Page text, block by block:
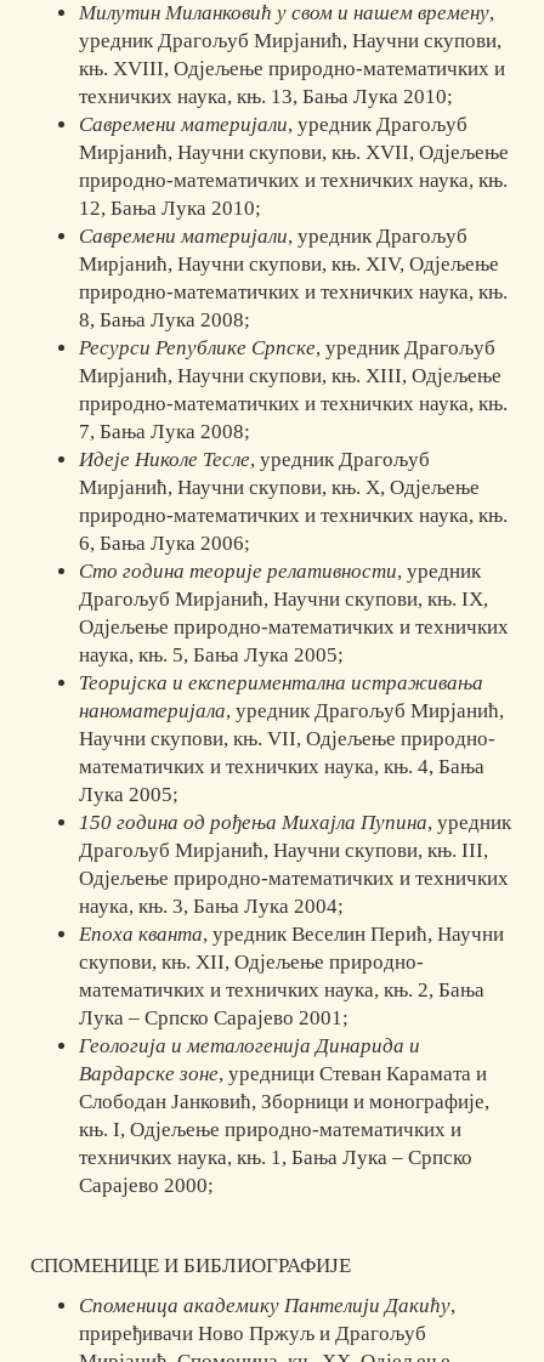
Милутин Миланковић у свом и нашем времену,
уредник Драгољуб Мир­ја­нић, Научни скупови,
књ. XVIII, Одјељење природно-ма­те­ма­тич­ких и
техничких наука, књ. 13, Бања Лука 2010;
Савремени материјали, уредник Драгољуб
Мирјанић, Научни ску­пови, књ. XVII, Одјељење
природно-математичких и техничких нау­ка, књ.
12, Бања Лука 2010;
Савремени материјали, уредник Драгољуб
Мирјанић, Научни ску­пови, књ. XIV, Одјељење
природно-математичких и техничких наука, књ.
8, Бања Лука 2008;
Ресурси Републике Српске, уредник Драгољуб
Мирјанић, Научни ску­­по­ви, књ. XIII, Одјељење
природно-математичких и техничких наука, књ.
7, Бања Лука 2008;
Идеје Николе Тесле, уредник Драгољуб
Мирјанић, Научни скупови, књ. X, Одјељење
природно-математичких и техничких наука, књ.
6, Бања Лу­ка 2006;
Сто година теорије релативности, уредник
Драгољуб Мирјанић, Научни ску­пови, књ. IX,
Одјељење природно-математичких и техни­чких
наука, књ. 5, Бања Лука 2005;
Теоријска и експериментална истраживања
наноматеријала, уред­ник Дра­го­љуб Мирјанић,
Научни скупови, књ. VII, Одјељење при­род­но-
ма­те­матичких и тех­ничких наука, књ. 4, Бања
Лука 2005;
150 година од рођења Михајла Пупина, уредник
Драгољуб Мирјанић, Научни скупови, књ. III,
Одјељење природно-математичких и тех­ни­чких
наука, књ. 3, Бања Лука 2004;
Епоха кванта, уредник Веселин Перић, Научни
скупови, књ. XII, Одје­­ље­ње природно-
математичких и техничких наука, књ. 2, Бања
Лука – Српско Сарајево 2001;
Геологија и металогенија Динарида и
Вардарске зоне, уредници Сте­ван Ка­ра­мата и
Слободан Јанковић, Зборници и монографије,
књ. I, Oдје­ље­ње при­родно-математичких и
техничких наука, књ. 1, Бања Лука – Српско
Сарајево 2000;
СПОМЕНИЦЕ И БИБЛИОГРАФИЈЕ
Споменица академику Пантелији Дакићу,
приређивачи Ново Пржуљ и Драгољуб